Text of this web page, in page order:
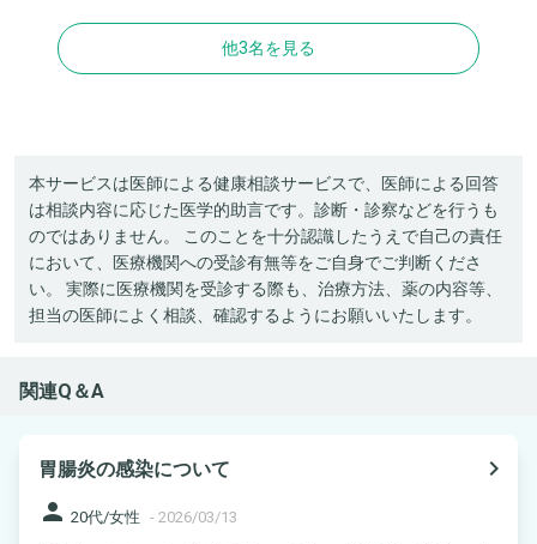
他3名を見る
本サービスは医師による健康相談サービスで、医師による回答
は相談内容に応じた医学的助言です。診断・診察などを行うも
のではありません。 このことを十分認識したうえで自己の責任
において、医療機関への受診有無等をご自身でご判断くださ
い。 実際に医療機関を受診する際も、治療方法、薬の内容等、
担当の医師によく相談、確認するようにお願いいたします。
関連Q＆A
胃腸炎の感染について
navigate_next
person 20代/女性 - 2026/03/13